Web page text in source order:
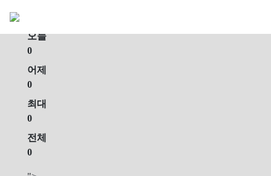
오늘
0
어제
0
최대
0
전체
0